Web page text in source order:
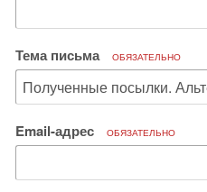
Тема письма ОБЯЗАТЕЛЬНО
Email-адрес ОБЯЗАТЕЛЬНО